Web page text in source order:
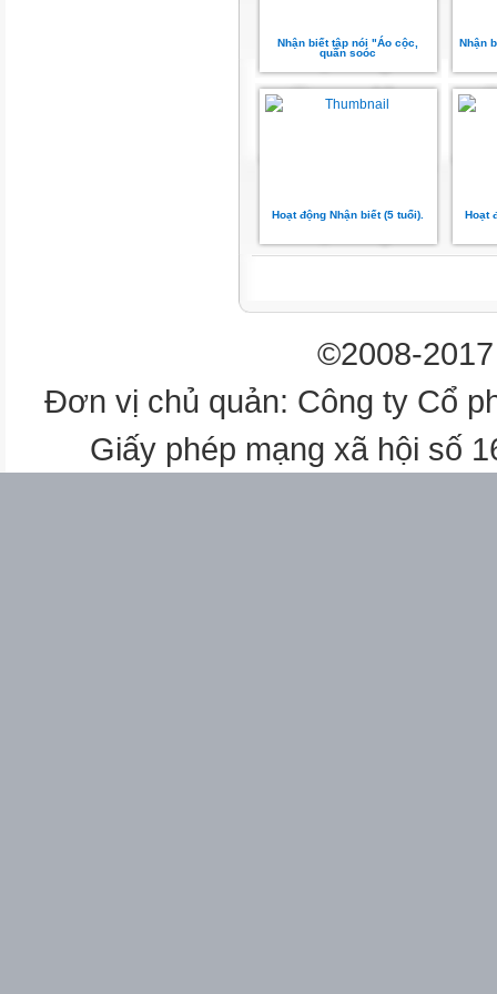
Nhận biết tập nói "Áo cộc,
quần soóc
Nhận
Hoạt động Nhận biết (5 tuổi). Hoạt
©2008-
Đơn vị chủ quản: Công ty Cổ
Giấy phép mạng xã hội số